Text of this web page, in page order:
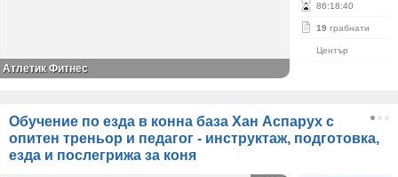
86:18:40
19 грабнати
Център
Атлетик Фитнес
Обучение по езда в конна база Хан Аспарух с
опитен треньор и педагог - инструктаж, подготовка,
езда и послегрижа за коня